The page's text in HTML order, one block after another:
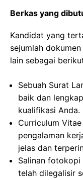
Berkas yang
Kandidat yang
sejumlah
lain sebagai
Sebuah Surat
baik dan
kualifikasi Anda.
Curriculum
pengalaman
jelas dan
Salinan fotokopi
telah dilegalisir